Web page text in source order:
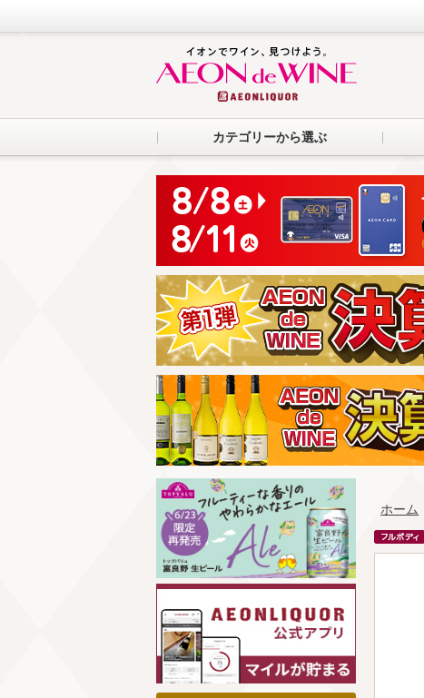
カテゴリーから選ぶ
ホーム